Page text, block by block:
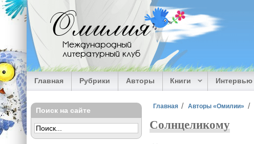
Перейти к основному содержанию
Омилия
Международный
литературный клуб
Главная Рубрики Авторы Книги Интервью
Вы здесь
Главная Авторы «Омилии»
Солнцеликому
Поиск на сайте